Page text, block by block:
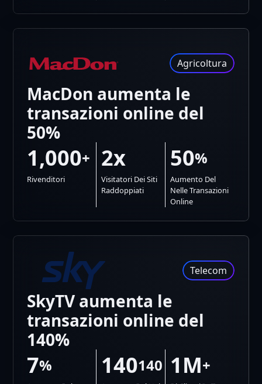
Agricoltura
MacDon aumenta le
transazioni online del
50%
1,000+
Rivenditori
2x
Visitatori Dei Siti
Raddoppiati
50%
Aumento Del
Nelle Transazioni
Online
Telecom
SkyTV aumenta le
transazioni online del
140%
7% 140140 1M+